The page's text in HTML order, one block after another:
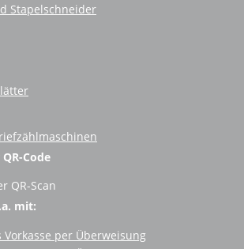
Stapelschneider
Code
mit: